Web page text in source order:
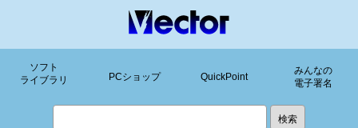
ソフト
ライブラリ
PCショップ QuickPoint
みんなの
電子署名